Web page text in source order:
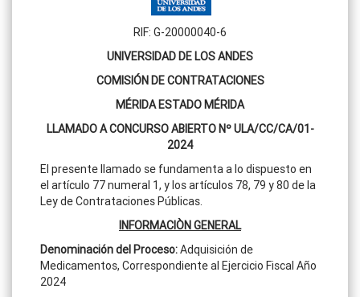
RIF: G-20000040-6
UNIVERSIDAD DE LOS ANDES
COMISIÓN DE CONTRATACIONES
MÉRIDA ESTADO MÉRIDA
LLAMADO A CONCURSO ABIERTO Nº ULA/CC/CA/01-
2024
El presente llamado se fundamenta a lo dispuesto en
el artículo 77 numeral 1, y los artículos 78, 79 y 80 de la
Ley de Contrataciones Públicas.
INFORMACIÒN GENERAL
Denominación del Proceso:Adquisición de
Medicamentos, Correspondiente al Ejercicio Fiscal Año
2024